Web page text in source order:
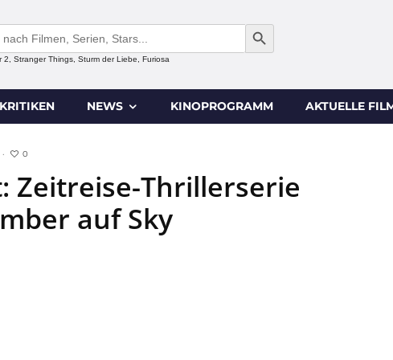
SEARCH BUTTON
2, Stranger Things, Sturm der Liebe, Furiosa
KRITIKEN NEWS KINOPROGRAMM AKTUELLE
· 0
Zeitreise-Thrillerserie
auf Sky